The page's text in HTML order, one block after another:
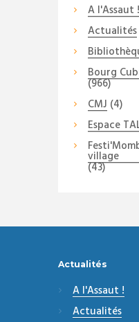
A l'Assaut !
Actualités
Bourg
(966)
CMJ (4)
Espace
village
(43)
Actualités
A l'Assaut !
Actualités